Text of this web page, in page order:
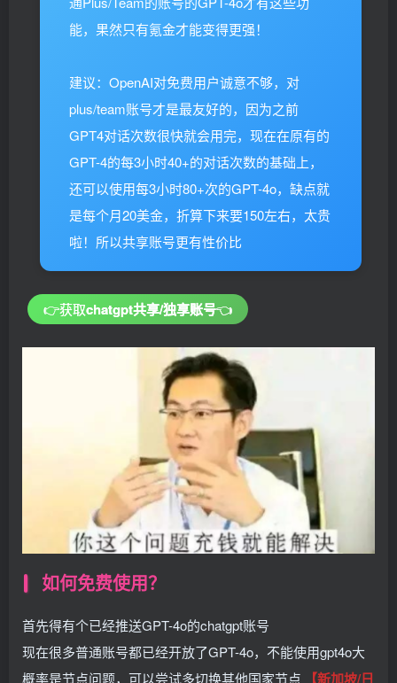
能，果然只有氪金才能变得更强！
建议：OpenAI对免费用户诚意不够，对
plus/team账号才是最友好的，因为之前
GPT4对话次数很快就会用完，现在在原有的
GPT-4的每3小时40+的对话次数的基础上，
还可以使用每3小时80+次的GPT-4o，缺点就
是每个月20美金，折算下来要150左右，太贵
啦！所以共享账号更有性价比
👉获取chatgpt共享/独享账号👈
如何免费使用？
首先得有个已经推送GPT-4o的chatgpt账号
现在很多普通账号都已经开放了GPT-4o，不能使用gpt4o大
概率是节点问题，可以尝试多切换其他国家节点
【新加坡/日